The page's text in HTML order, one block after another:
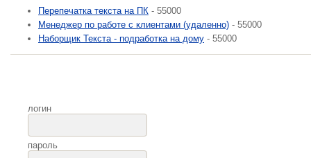
Перепечатка текста на ПК - 55000
Менеджер по работе с клиентами (удаленно) - 55000
Наборщик Текста - подработка на дому - 55000
логин
пароль